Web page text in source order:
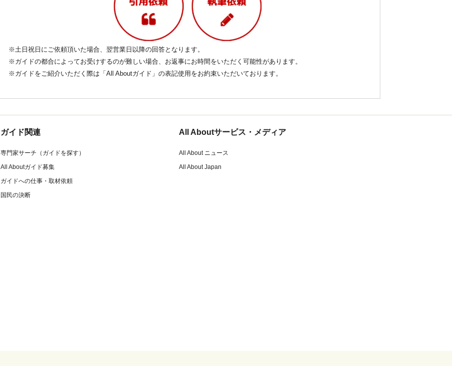
※土日祝日にご依頼頂いた場合、翌営業日以降の回答となります。
※ガイドの都合によってお受けするのが難しい場合、お返事にお時間をいただく可能性があります。
※ガイドをご紹介いただく際は「All Aboutガイド」の表記使用をお約束いただいております。
ガイド関連
専門家サーチ（ガイドを探す）
All Aboutガイド募集
ガイドへの仕事・取材依頼
国民の決断
All Aboutサービス・メディア
All About ニュース
All About Japan